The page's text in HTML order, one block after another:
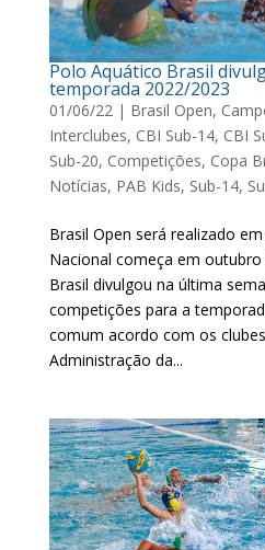
Polo Aquático Brasil
temporada 2022/2023
01/06/22| Brasil Open,
Interclubes, CBI Sub-14, CBI
Sub-20, Competições, Copa
Notícias, PAB Kids, Sub-14,
Brasil Open será realizado
Nacional começa em
Brasil divulgou na última
competições para a
comum acordo com os
Administração da...